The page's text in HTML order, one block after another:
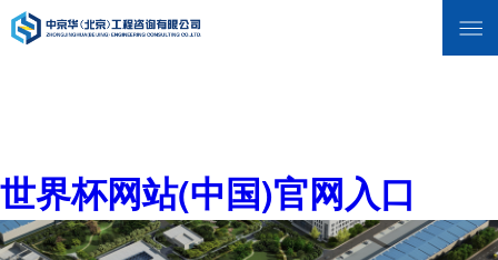
世界杯网站(中国)官网入口